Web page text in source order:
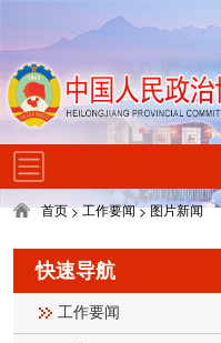
首页>工作要闻>图片新闻
快速导航
工作要闻